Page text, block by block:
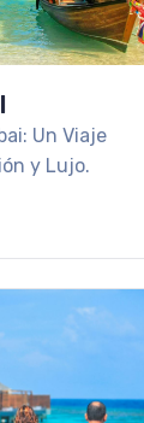
Un Viaje
y Lujo.